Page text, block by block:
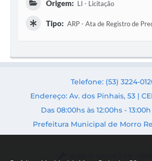
Origem: LI - Licitação
Tipo: ARP - Ata de Registro de
Telefone: (53) 3224-
Endereço: Av. dos Pinhais, 53 |
Das 08:00hs às 12:00hs -
Prefeitura Municipal de Morro